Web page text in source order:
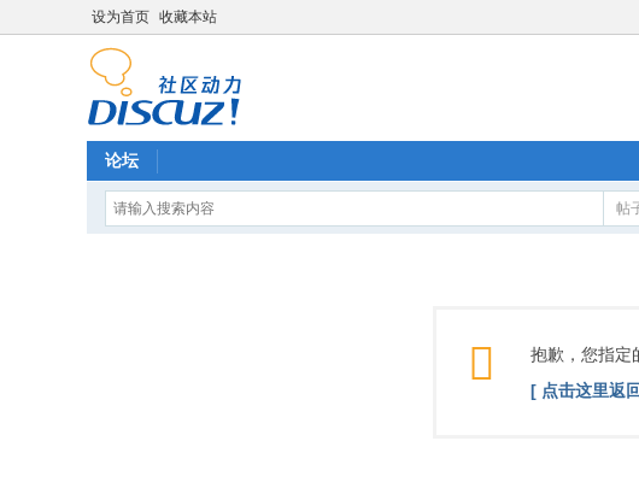
设为首页 收藏本站
论坛
帖
抱歉，您指定
[ 点击这里返